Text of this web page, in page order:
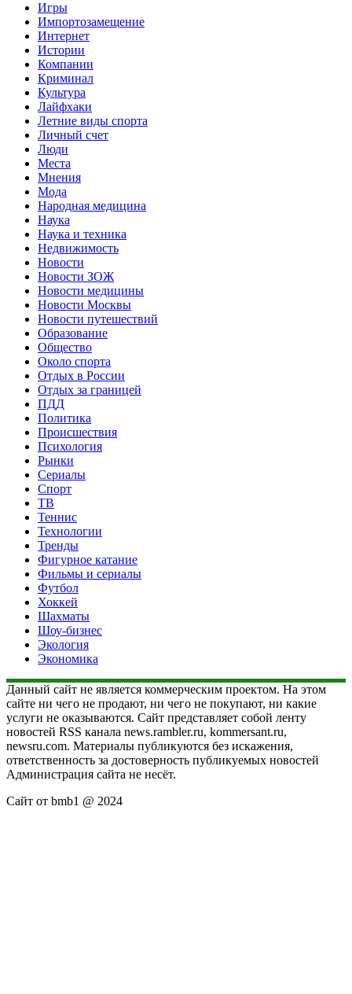
Игры
Импортозамещение
Интернет
Истории
Компании
Криминал
Культура
Лайфхаки
Летние виды спорта
Личный счет
Люди
Места
Мнения
Мода
Народная медицина
Наука
Наука и техника
Недвижимость
Новости
Новости ЗОЖ
Новости медицины
Новости Москвы
Новости путешествий
Образование
Общество
Около спорта
Отдых в России
Отдых за границей
ПДД
Политика
Происшествия
Психология
Рынки
Сериалы
Спорт
ТВ
Теннис
Технологии
Тренды
Фигурное катание
Фильмы и сериалы
Футбол
Хоккей
Шахматы
Шоу-бизнес
Экология
Экономика
Данный сайт не является коммерческим проектом. На этом
сайте ни чего не продают, ни чего не покупают, ни какие
услуги не оказываются. Сайт представляет собой ленту
новостей RSS канала news.rambler.ru, kommersant.ru,
newsru.com. Материалы публикуются без искажения,
ответственность за достоверность публикуемых новостей
Администрация сайта не несёт.
Сайт от bmb1 @ 2024